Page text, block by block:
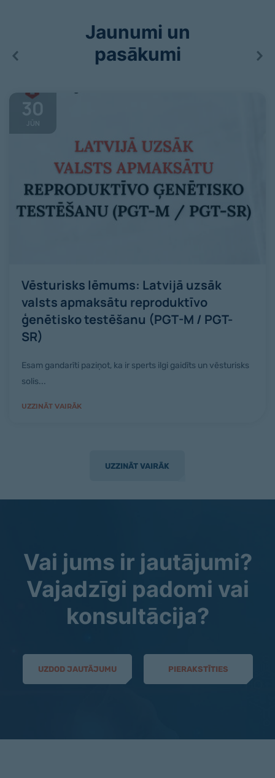
Jaunumi un
pasākumi
UZZINĀT VAIRĀK
30
JŪN
Vēsturisks lēmums: Latvijā uzsāk
valsts apmaksātu reproduktīvo
ģenētisko testēšanu (PGT-M / PGT-
SR)
Esam gandarīti paziņot, ka ir sperts ilgi gaidīts un vēsturisks
solis...
UZZINĀT VAIRĀK
Vai jums ir jautājumi?
Vajadzīgi padomi vai
konsultācija?
UZDOD JAUTĀJUMU PIERAKSTĪTIES